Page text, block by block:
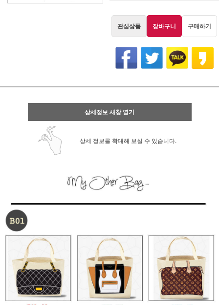
관심상품 장바구니 구매하기
상세정보 새창 열기
상세 정보를 확대해 보실 수 있습니다.